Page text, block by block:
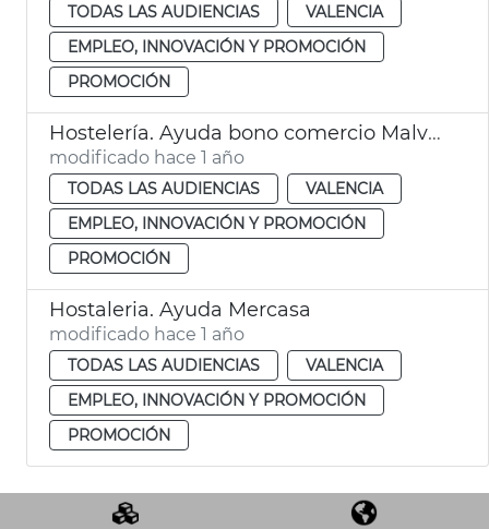
TODAS LAS AUDIENCIAS
VALENCIA
EMPLEO, INNOVACIÓN Y PROMOCIÓN
PROMOCIÓN
Hostelería. Ayuda bono comercio Malva-rosa
modificado hace 1 año
TODAS LAS AUDIENCIAS
VALENCIA
EMPLEO, INNOVACIÓN Y PROMOCIÓN
PROMOCIÓN
Hostaleria. Ayuda Mercasa
modificado hace 1 año
TODAS LAS AUDIENCIAS
VALENCIA
EMPLEO, INNOVACIÓN Y PROMOCIÓN
PROMOCIÓN